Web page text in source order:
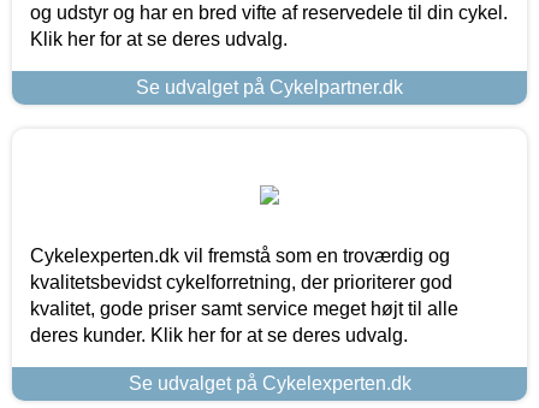
og udstyr og har en bred vifte af reservedele til din cykel.
Klik her for at se deres udvalg.
Se udvalget på Cykelpartner.dk
Cykelexperten.dk vil fremstå som en troværdig og
kvalitetsbevidst cykelforretning, der prioriterer god
kvalitet, gode priser samt service meget højt til alle
deres kunder. Klik her for at se deres udvalg.
Se udvalget på Cykelexperten.dk